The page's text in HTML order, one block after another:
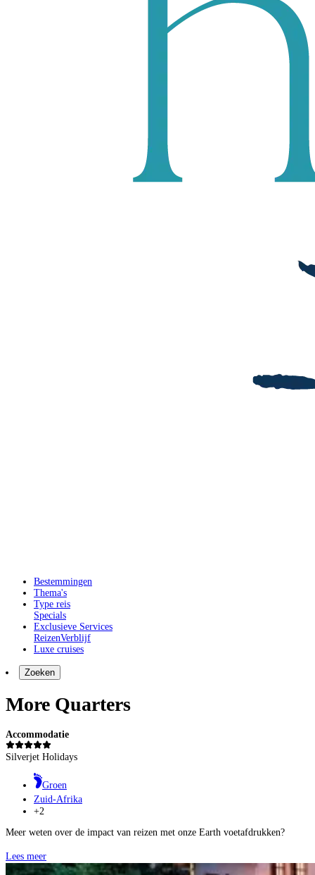
Bestemmingen
Thema's
Type reis
Specials
Exclusieve Services
ReizenVerblijf
Luxe cruises
Zoeken
More Quarters
Accommodatie
Silverjet Holidays
Groen
Zuid-Afrika
+2
Meer weten over de impact van reizen met onze Earth voetafdrukken?
Lees meer